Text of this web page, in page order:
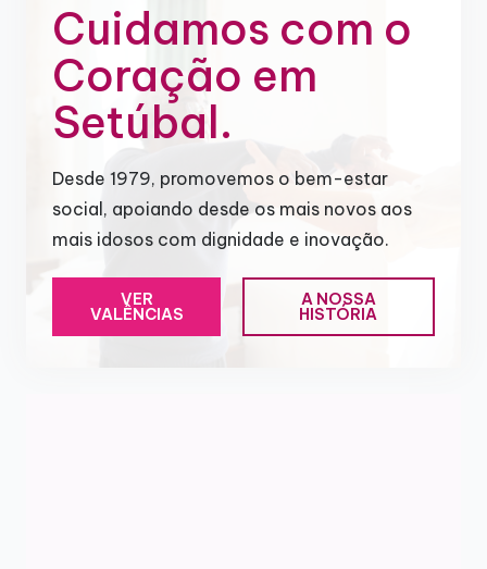
Cuidamos com o
Coração em
Setúbal.
Desde 1979, promovemos o bem-estar
social, apoiando desde os mais novos aos
mais idosos com dignidade e inovação.
VER
VALÊNCIAS
A NOSSA
HISTÓRIA